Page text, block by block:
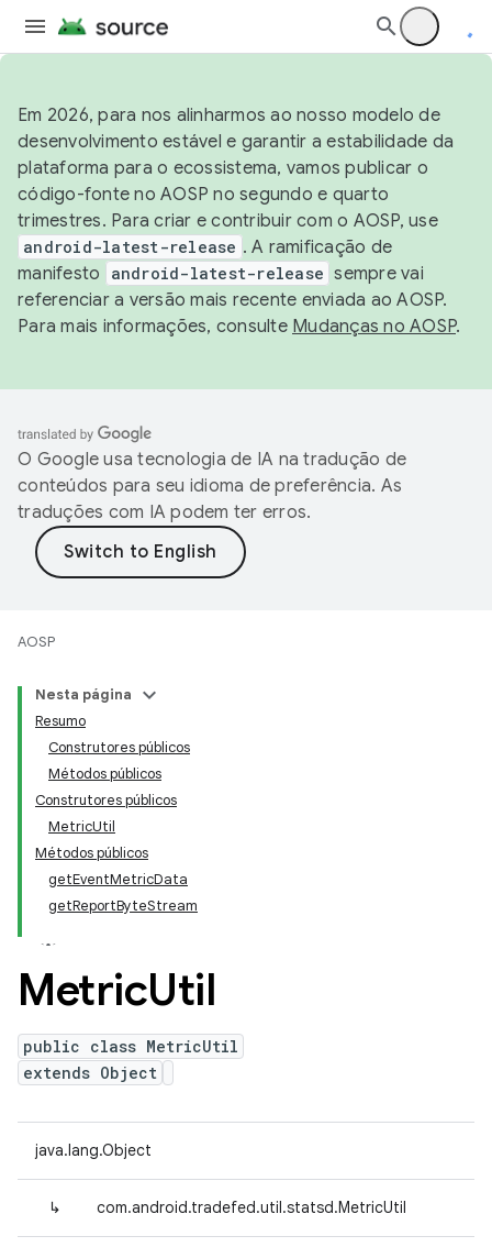
Em 2026, para nos alinharmos ao nosso modelo de
desenvolvimento estável e garantir a estabilidade da
plataforma para o ecossistema, vamos publicar o
código-fonte no AOSP no segundo e quarto
trimestres. Para criar e contribuir com o AOSP, use
android-latest-release . A ramificação de
manifesto
android-latest-release sempre vai
referenciar a versão mais recente enviada ao AOSP.
Para mais informações, consulte Mudanças no AOSP.
O Google usa tecnologia de IA na tradução de
conteúdos para seu idioma de preferência. As
traduções com IA podem ter erros.
AOSP
Nesta página
Resumo
Construtores públicos
Métodos públicos
Construtores públicos
MetricUtil
Métodos públicos
getEventMetricData
getReportByteStream
MetricUtil
public class MetricUtil
extends Object
java.lang.Object
↳ com.android.tradefed.util.statsd.MetricUtil